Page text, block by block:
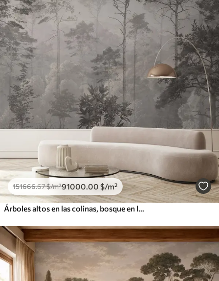
151666.67$/m²91000.00 $/m²
Árboles altos en las colinas, bosque en la niebla